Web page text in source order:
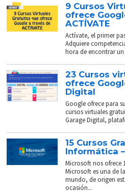
9 Cursos
ofrece
ACTÍVATE
Actívate, el primer
Adquiere
hora de encontrar
23 Cursos
ofrece
Digital
Google ofrece para
cursos virtuales
Garage Digital,
15 Cursos
Informática
Microsoft nos ofrece
Microsoft es una de
mundo, de origen
ocasión...